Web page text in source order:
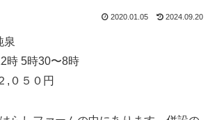
2020.01.05 2024.09.20
泉
時 5時30〜8時
,０５０円